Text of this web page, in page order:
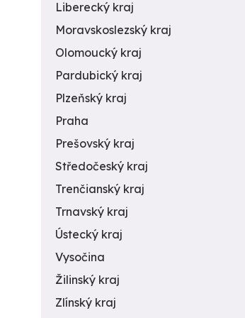
Liberecký kraj
Moravskoslezský kraj
Olomoucký kraj
Pardubický kraj
Plzeňský kraj
Praha
Prešovský kraj
Středočeský kraj
Trenčianský kraj
Trnavský kraj
Ústecký kraj
Vysočina
Žilinský kraj
Zlínský kraj